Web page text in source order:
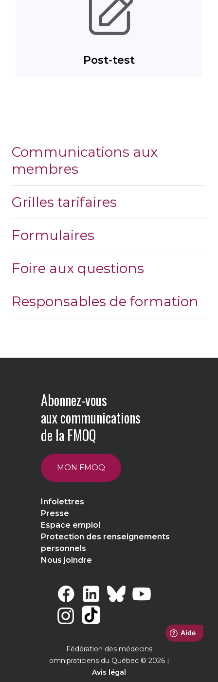
Post-test
Communications aux
membres
Grilles tarifaires
Formulaires
Foire aux questions
Responsables de formation
Abonnez-vous
aux communications
de la FMOQ
MON FMOQ
Infolettres
Presse
Espace emploi
Protection des renseignements
personnels
Nous joindre
Fédération des médecins
omnipraticiens du Québec © 2026 |
Avis légal